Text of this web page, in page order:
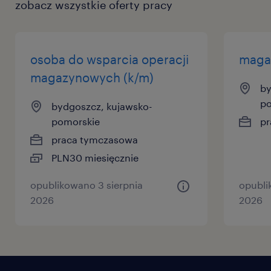
#talentcenteroww #talentcenter
oferujemy
umowę o pracę tymczasową (z płatnymi
składkami ZUS, urlopem i zwolnieniem
lekarskim)
wynagrodzenie podstawowe 5669 zł
zobacz wszystkie oferty pracy
osoba do wsparcia operacji
magazynowych (k/m)
bydgoszcz, kujawsko-
pomorskie
praca tymczasowa
PLN30 miesięcznie
opublikowano 3 sierpnia
2026
2026